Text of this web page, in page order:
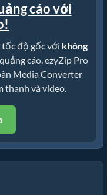
cáo với
độ gốc với không
cáo. ezyZip Pro
Media Converter
thanh và video.
Miễn Phí